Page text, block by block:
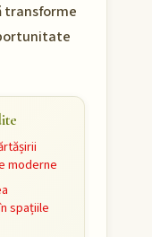
transforme
moderne
spațiile